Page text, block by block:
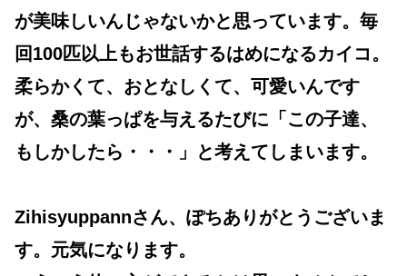
が美味しいんじゃないかと思っています。毎
回100匹以上もお世話するはめになるカイコ。
柔らかくて、おとなしくて、可愛いんです
が、桑の葉っぱを与えるたびに「この子達、
もしかしたら・・・」と考えてしまいます。
Zihisyuppannさん、ぽちありがとうございま
す。元気になります。